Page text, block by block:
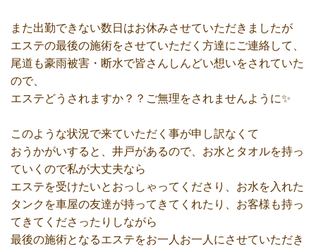
また出勤できない数日はお休みさせていただきましたが
エステの最後の施術をさせていただく方達にご連絡して、
尾道も豪雨被害・断水で皆さんしんどい想いをされていた
ので、
エステどうされますか？？ご無理をされませんように✨
このような状況で来ていただく事が申し訳なくて
おうかがいすると、井戸があるので、お水とタオルを持っ
ていくので私が大丈夫なら
エステを受けたいとおっしゃってくださり、お水を入れた
タンクを車屋の友達が持ってきてくれたり、お客様も持っ
てきてくださったりしながら
最後の施術となるエステをお一人お一人にさせていただき